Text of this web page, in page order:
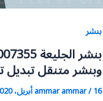
بنشر
وبنشر متنقل تبديل
ammar ammar/16 أبريل، 2020